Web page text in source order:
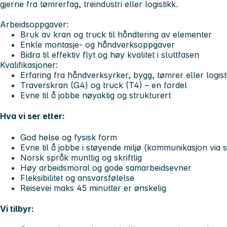
gjerne fra tømrerfag, treindustri eller logistikk.
Arbeidsoppgaver:
Bruk av kran og truck til håndtering av elementer
Enkle montasje- og håndverksoppgaver
Bidra til effektiv flyt og høy kvalitet i sluttfasen
Kvalifikasjoner:
Erfaring fra håndverksyrker, bygg, tømrer eller
Traverskran (G4) og truck (T4) – en fordel
Evne til å jobbe nøyaktig og strukturert
Hva vi ser etter:
God helse og fysisk form
Evne til å jobbe i støyende miljø (kommunikasjon via
Norsk språk muntlig og skriftlig
Høy arbeidsmoral og gode samarbeidsevner
Fleksibilitet og ansvarsfølelse
Reisevei maks 45 minutter er ønskelig
Vi tilbyr: